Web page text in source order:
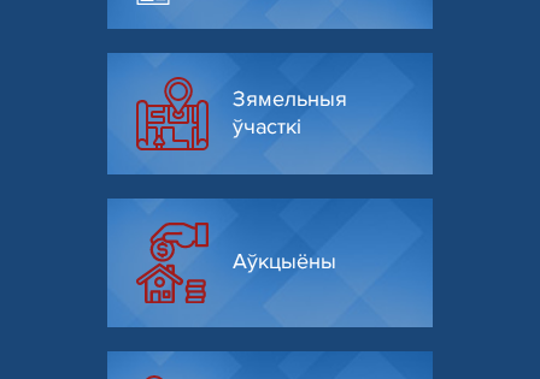
Зямельныя
ўчасткі
Аўкцыёны